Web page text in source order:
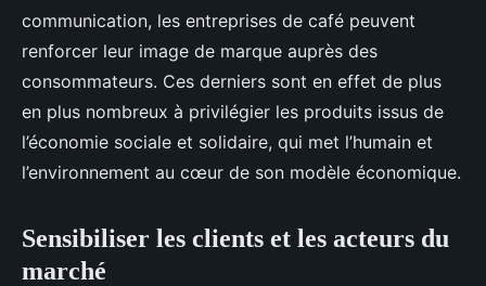
communication, les entreprises de café peuvent
renforcer leur image de marque auprès des
consommateurs. Ces derniers sont en effet de plus
en plus nombreux à privilégier les produits issus de
l’économie sociale et solidaire, qui met l’humain et
l’environnement au cœur de son modèle économique.
Sensibiliser les clients et les acteurs du
marché